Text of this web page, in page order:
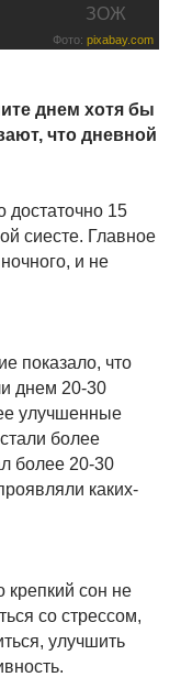
ЗОЖ
Фото: pixabay.com
днем хотя бы
что дневной
достаточно 15
сиесте. Главное
и не
показало, что
днем 20-30
улучшенные
более
более 20-30
каких-
крепкий сон не
со стрессом,
улучшить